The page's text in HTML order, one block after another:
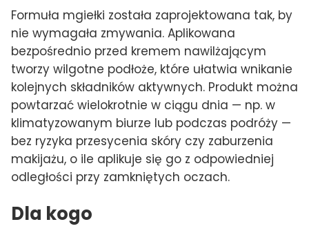
Formuła mgiełki została zaprojektowana tak, by
nie wymagała zmywania. Aplikowana
bezpośrednio przed kremem nawilżającym
tworzy wilgotne podłoże, które ułatwia wnikanie
kolejnych składników aktywnych. Produkt można
powtarzać wielokrotnie w ciągu dnia — np. w
klimatyzowanym biurze lub podczas podróży —
bez ryzyka przesycenia skóry czy zaburzenia
makijażu, o ile aplikuje się go z odpowiedniej
odległości przy zamkniętych oczach.
Dla kogo